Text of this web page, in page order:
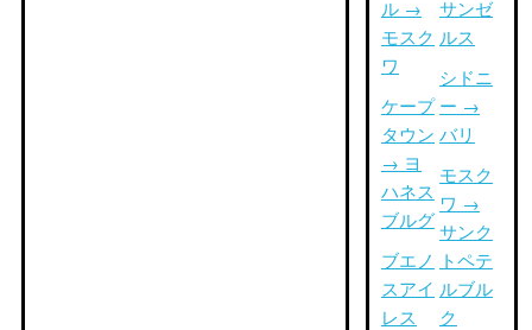
ル →
モスク
ワ
ケープ
タウン
→ ヨ
ハネス
ブルグ
ブエノ
スアイ
レス
サンゼ
ルス
シドニ
ー →
バリ
モスク
ワ →
サンク
トペテ
ルブル
ク